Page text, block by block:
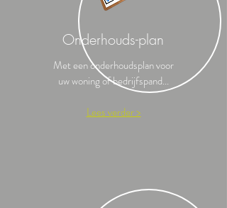
Onderhouds-plan
Met een onderhoudsplan voor
uw woning of bedrijfspand...
Lees verder >